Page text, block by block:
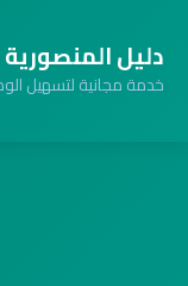
دليل المنصورية
خدمة مجانية لتسهيل